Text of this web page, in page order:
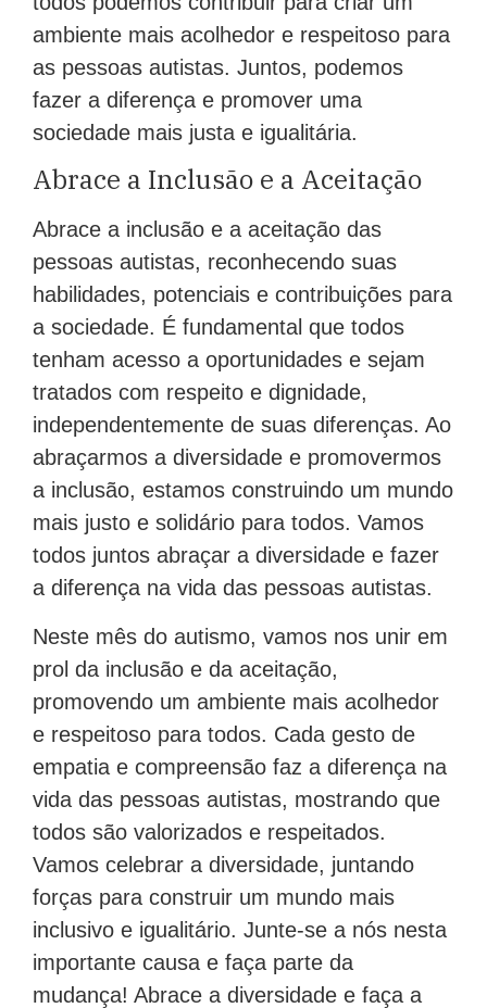
ambiente mais acolhedor e respeitoso para
as pessoas autistas. Juntos, podemos
fazer a diferença e promover uma
sociedade mais justa e igualitária.
Abrace a Inclusão e a Aceitação
Abrace a inclusão e a aceitação das
pessoas autistas, reconhecendo suas
habilidades, potenciais e contribuições para
a sociedade. É fundamental que todos
tenham acesso a oportunidades e sejam
tratados com respeito e dignidade,
independentemente de suas diferenças. Ao
abraçarmos a diversidade e promovermos
a inclusão, estamos construindo um mundo
mais justo e solidário para todos. Vamos
todos juntos abraçar a diversidade e fazer
a diferença na vida das pessoas autistas.
Neste mês do autismo, vamos nos unir em
prol da inclusão e da aceitação,
promovendo um ambiente mais acolhedor
e respeitoso para todos. Cada gesto de
empatia e compreensão faz a diferença na
vida das pessoas autistas, mostrando que
todos são valorizados e respeitados.
Vamos celebrar a diversidade, juntando
forças para construir um mundo mais
inclusivo e igualitário. Junte-se a nós nesta
importante causa e faça parte da
mudança! Abrace a diversidade e faça a